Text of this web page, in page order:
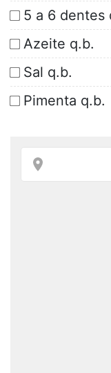
5 a 6 dentes
Azeite q.b.
Sal q.b.
Pimenta q.b.